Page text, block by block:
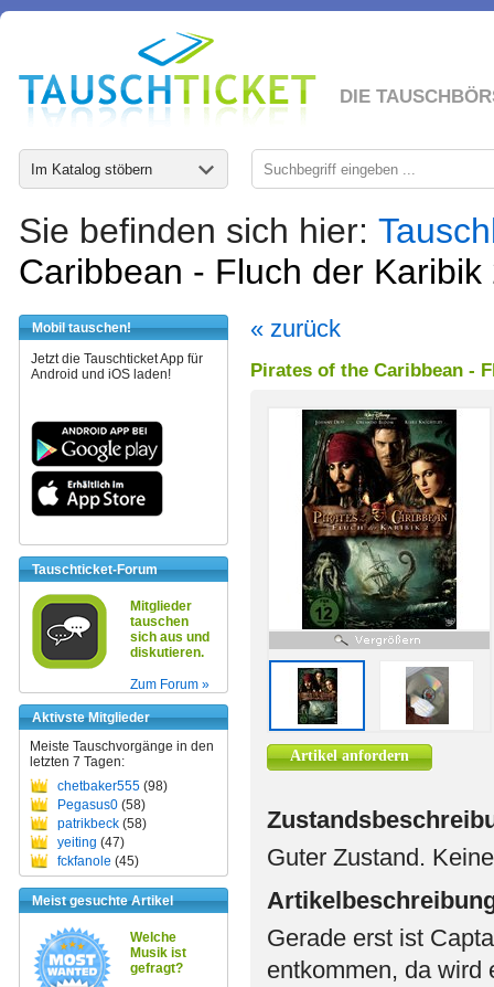
DIE
Im Katalog stöbern
Sie befinden sich hier:
Caribbean - Fluch der Karibik
Mobil tauschen!
Jetzt die Tauschticket App für
Android und iOS laden!
Tauschticket-Forum
Mitglieder
tauschen
sich aus und
diskutieren.
Zum Forum »
Aktivste Mitglieder
Meiste Tauschvorgänge in den
letzten 7 Tagen:
chetbaker555 (98)
Pegasus0 (58)
patrikbeck (58)
yeiting (47)
fckfanole (45)
Meist gesuchte Artikel
Welche
Musik ist
gefragt?
« zurück
Pirates of the Caribbean -
Artikel anfordern
Guter Zustand.
Gerade erst ist
entkommen, da wird